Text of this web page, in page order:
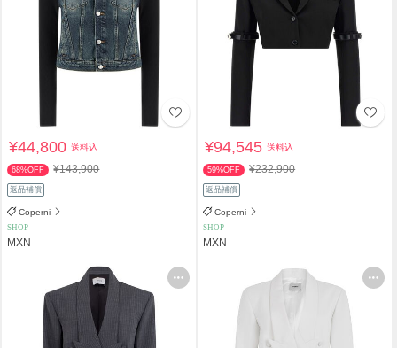
¥44,800送料込
68%OFF ¥143,900
返品補償
Coperni
SHOP
MXN
¥94,545送料込
59%OFF ¥232,900
返品補償
Coperni
SHOP
MXN